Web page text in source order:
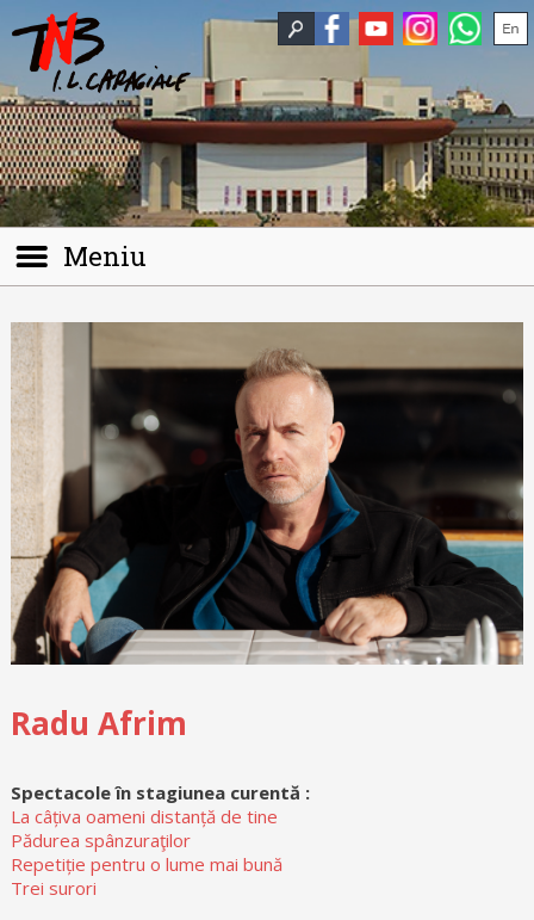
Meniu
Radu Afrim
Spectacole în stagiunea curentă :
La câțiva oameni distanță de tine
Pădurea spânzuraţilor
Repetiție pentru o lume mai bună
Trei surori